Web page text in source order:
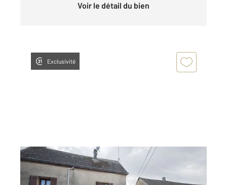
Voir le détail du bien
Exclusivité
SANCHEVILLE 28
77,55 m
2 , 4 pièces
Ref : 1593